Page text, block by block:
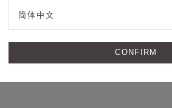
信息
简体中文
CONFIRM